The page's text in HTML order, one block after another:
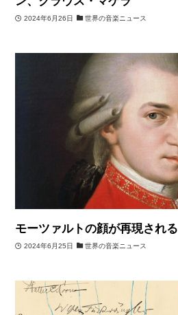
2024年6月26日 世界の音楽ニュース
モーツァルトの顔が再現される
2024年6月25日 世界の音楽ニュース